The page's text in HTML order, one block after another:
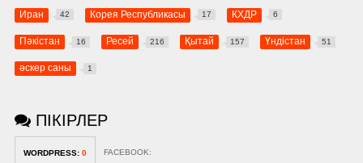
Иран 42 Корея Республикасы 17 КХДР 6
Пәкістан 16 Ресей 216 Қытай 157 Үндістан 51
әскер саны 1
ПІКІРЛЕР
WORDPRESS: 0 FACEBOOK: